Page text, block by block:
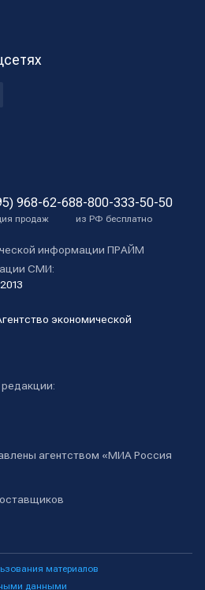
968-62-68
продаж
8-800-333-50-50
из РФ бесплатно
информации ПРАЙМ
СМИ:
экономической
агентством «МИА Россия
материалов
данными